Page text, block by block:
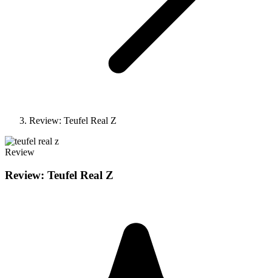
Review: Teufel Real Z
Review
Review: Teufel Real Z